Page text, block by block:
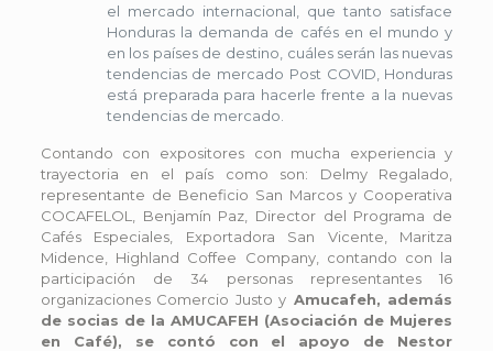
el mercado internacional, que tanto satisface
Honduras la demanda de cafés en el mundo y
en los países de destino, cuáles serán las nuevas
tendencias de mercado Post COVID, Honduras
está preparada para hacerle frente a la nuevas
tendencias de mercado.
Contando con expositores con mucha experiencia y
trayectoria en el país como son: Delmy Regalado,
representante de Beneficio San Marcos y Cooperativa
COCAFELOL, Benjamín Paz, Director del Programa de
Cafés Especiales, Exportadora San Vicente, Maritza
Midence, Highland Coffee Company, contando con la
participación de 34 personas representantes 16
organizaciones Comercio Justo y Amucafeh, además
de socias de la AMUCAFEH (Asociación de Mujeres
en Café), se contó con el apoyo de Nestor